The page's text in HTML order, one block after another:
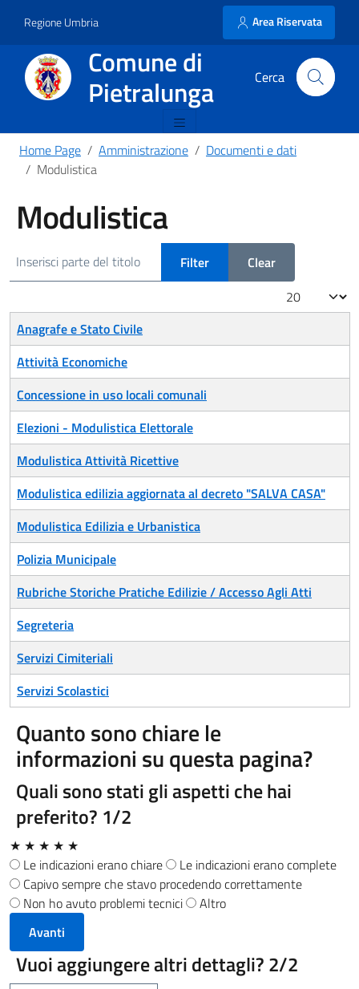
Regione Umbria Area Riservata
Comune di
Pietralunga
Home Page Amministrazione
Documenti e dati
Modulistica
Modulistica
Filter
Clear
Display #
Title
Anagrafe e Stato Civile
Attività Economiche
Concessione in uso locali comunali
Elezioni - Modulistica Elettorale
Modulistica Attività Ricettive
Modulistica edilizia aggiornata al decreto "SALVA CASA"
Modulistica Edilizia e Urbanistica
Polizia Municipale
Rubriche Storiche Pratiche Edilizie / Accesso Agli Atti
Segreteria
Servizi Cimiteriali
Servizi Scolastici
Quanto sono chiare le
informazioni su questa pagina?
Quali sono stati gli aspetti che hai
preferito? 1/2
★ ★ ★ ★ ★
Le indicazioni erano chiare
Le indicazioni erano complete
Capivo sempre che stavo procedendo correttamente
Non ho avuto problemi tecnici
Altro
Avanti
Vuoi aggiungere altri dettagli?2/2